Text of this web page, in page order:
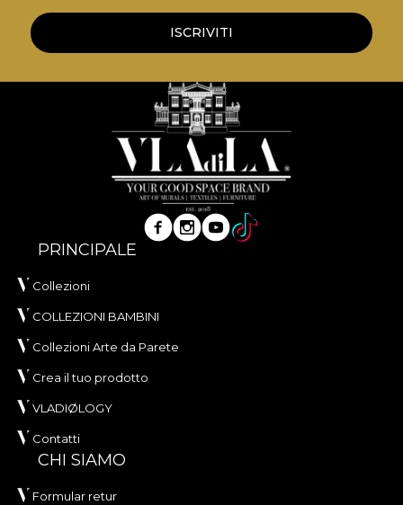
ISCRIVITI
PRINCIPALE
Collezioni
COLLEZIONI BAMBINI
Collezioni Arte da Parete
Crea il tuo prodotto
VLADIØLOGY
Contatti
CHI SIAMO
Formular retur